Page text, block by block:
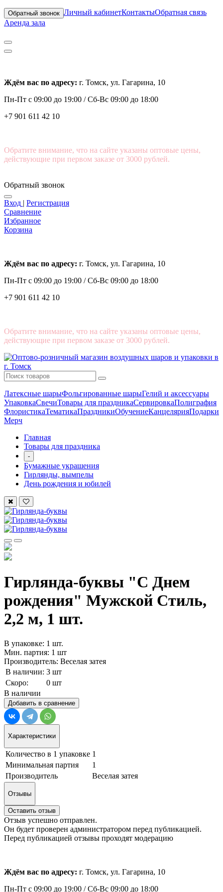
Обратный звонок Личный кабинетКонтактыОбратная связь
Аренда зала
Ждём вас по адресу: г. Томск, ул. Гагарина, 10
Пн-Пт с 09:00 до 19:00 /Сб-Вс 09:00 до 18:00
+7 901 611 42 10
Обратите внимание, что на сайте указаны оптовые цены,
действующие при первом заказе от 3000 рублей.
Обратный звонок
Вход | Регистрация
Сравнение
Избранное
Корзина
Ждём вас по адресу: г. Томск, ул. Гагарина, 10
Пн-Пт с 09:00 до 19:00 /Сб-Вс 09:00 до 18:00
+7 901 611 42 10
Обратите внимание, что на сайте указаны оптовые цены,
действующие при первом заказе от 3000 рублей.
Латексные шарыФольгированные шарыГелий и аксессуары
УпаковкаСвечиТовары для праздникаСервировкаПолиграфия
ФлористикаТематикаПраздникиОбучениеКанцелярияПодарки
Мерч
Главная
Товары для праздника
-
Бумажные украшения
Гирлянды, вымпелы
День рождения и юбилей
Гирлянда-буквы "С Днем
рождения" Мужской Стиль,
2,2 м, 1 шт.
В упаковке: 1 шт.
Мин. партия: 1 шт
Производитель: Веселая затея
В наличии: 3 шт
Скоро:
0 шт
В наличии
Добавить в сравнение
Характеристики
Количество в 1 упаковке 1
Минимальная партия
1
Производитель
Веселая затея
Отзывы
Оставить отзыв
Отзыв успешно отправлен.
Он будет проверен администратором перед публикацией.
Перед публикацией отзывы проходят модерацию
Ждём вас по адресу: г. Томск, ул. Гагарина, 10
Пн-Пт с 09:00 до 19:00 /Сб-Вс 09:00 до 18:00